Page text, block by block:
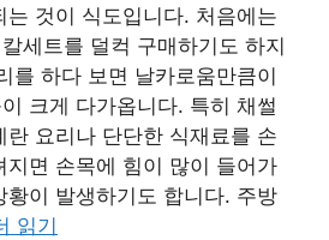
는 것이 식도입니다. 처음에는
세트를 덜컥 구매하기도 하지
를 하다 보면 날카로움만큼이
크게 다가옵니다. 특히 채썰
란 요리나 단단한 식재료를 손
지면 손목에 힘이 많이 들어가
황이 발생하기도 합니다. 주방
읽기